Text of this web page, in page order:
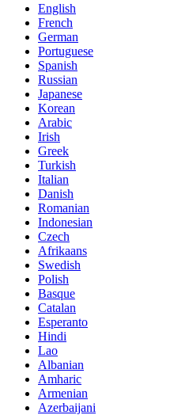
English
French
German
Portuguese
Spanish
Russian
Japanese
Korean
Arabic
Irish
Greek
Turkish
Italian
Danish
Romanian
Indonesian
Czech
Afrikaans
Swedish
Polish
Basque
Catalan
Esperanto
Hindi
Lao
Albanian
Amharic
Armenian
Azerbaijani